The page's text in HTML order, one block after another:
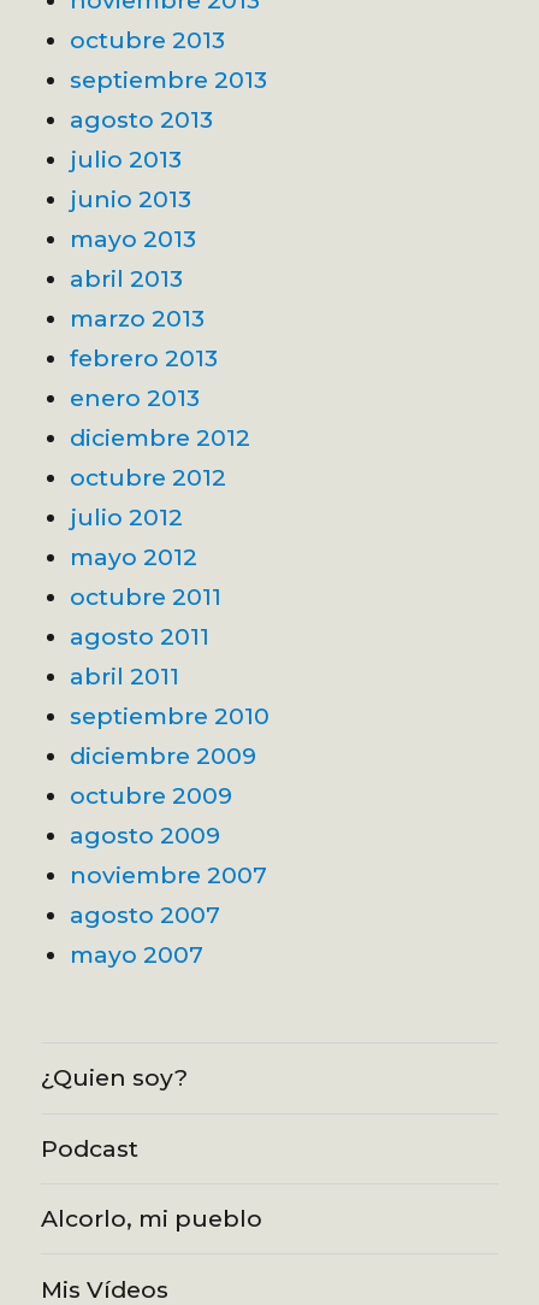
octubre 2013
septiembre 2013
agosto 2013
julio 2013
junio 2013
mayo 2013
abril 2013
marzo 2013
febrero 2013
enero 2013
diciembre 2012
octubre 2012
julio 2012
mayo 2012
octubre 2011
agosto 2011
abril 2011
septiembre 2010
diciembre 2009
octubre 2009
agosto 2009
noviembre 2007
agosto 2007
mayo 2007
¿Quien soy?
Podcast
Alcorlo, mi pueblo
Mis Vídeos